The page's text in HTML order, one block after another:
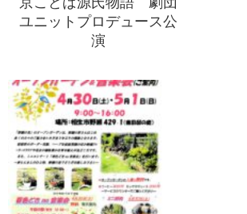
ユニットプロデュース公
演